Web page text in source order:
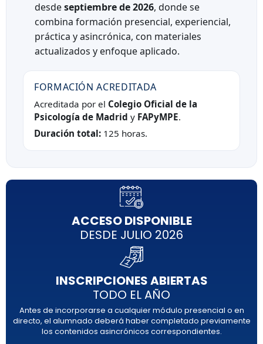
desdeseptiembre de 2026, donde se
combina formación presencial, experiencial,
práctica y asincrónica, con materiales
actualizados y enfoque aplicado.
FORMACIÓN ACREDITADA
Acreditada por el Colegio Oficial de la
Psicología de Madrid y FAPyMPE.
Duración total: 125 horas.
ACCESO DISPONIBLE
DESDE JULIO 2026
INSCRIPCIONES ABIERTAS
TODO EL AÑO
Antes de incorporarse a cualquier módulo presencial o en
directo, el alumnado deberá haber completado previamente
los contenidos asincrónicos correspondientes.